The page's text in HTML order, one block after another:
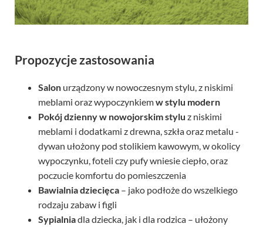
Propozycje zastosowania
Salon urządzony w nowoczesnym stylu, z niskimi
meblami oraz wypoczynkiemw stylu modern
Pokój dziennyw nowojorskim stylu z niskimi
meblami i dodatkami z drewna, szkła oraz metalu -
dywan ułożony pod stolikiem kawowym, w okolicy
wypoczynku, foteli czy pufy wniesie ciepło, oraz
poczucie komfortu do pomieszczenia
Bawialnia dziecięca – jako podłoże do wszelkiego
rodzaju zabaw i figli
Sypialniadla dziecka, jak i dla rodzica – ułożony